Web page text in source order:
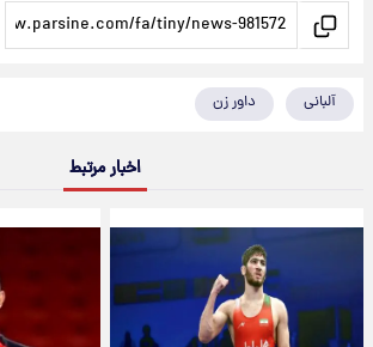
آلبانی داور زن
اخبار مرتبط